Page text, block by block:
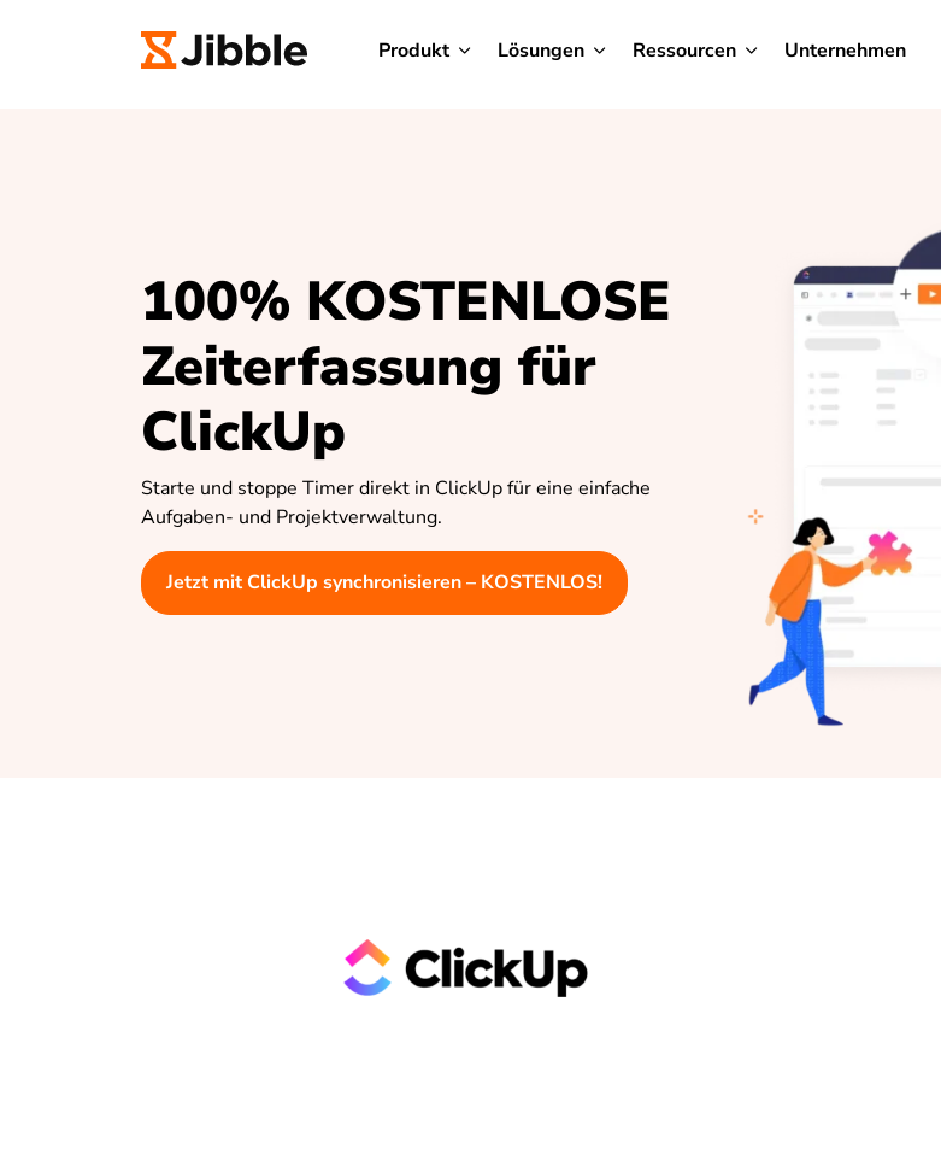
Produkt Lösungen Ressourcen Unternehmen
100% KOSTENLOSE
Zeiterfassung für
ClickUp
Starte und stoppe Timer direkt in ClickUp für eine einfache
Aufgaben- und Projektverwaltung.
Jetzt mit ClickUp synchronisieren – KOSTENLOS!